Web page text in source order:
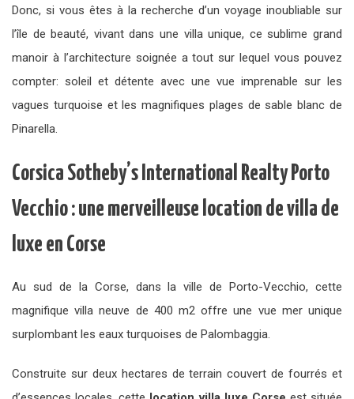
Donc, si vous êtes à la recherche d’un voyage inoubliable sur
l’île de beauté, vivant dans une villa unique, ce sublime grand
manoir à l’architecture soignée a tout sur lequel vous pouvez
compter: soleil et détente avec une vue imprenable sur les
vagues turquoise et les magnifiques plages de sable blanc de
Pinarella.
Corsica Sotheby’s International Realty Porto
Vecchio : une merveilleuse location de villa de
luxe en Corse
Au sud de la Corse, dans la ville de Porto-Vecchio, cette
magnifique villa neuve de 400 m2 offre une vue mer unique
surplombant les eaux turquoises de Palombaggia.
Construite sur deux hectares de terrain couvert de fourrés et